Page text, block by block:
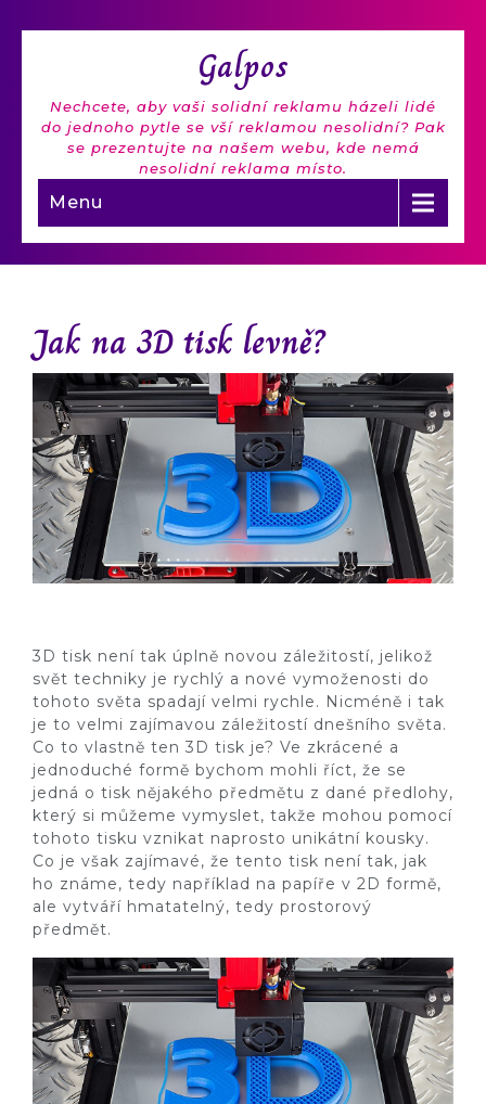
Galpos
Nechcete, aby vaši solidní reklamu házeli lidé
do jednoho pytle se vší reklamou nesolidní? Pak
se prezentujte na našem webu, kde nemá
nesolidní reklama místo.
Menu
Jak na 3D tisk levně?
3D tisk není tak úplně novou záležitostí, jelikož
svět techniky je rychlý a nové vymoženosti do
tohoto světa spadají velmi rychle. Nicméně i tak
je to velmi zajímavou záležitostí dnešního světa.
Co to vlastně ten 3D tisk je? Ve zkrácené a
jednoduché formě bychom mohli říct, že se
jedná o tisk nějakého předmětu z dané předlohy,
který si můžeme vymyslet, takže mohou pomocí
tohoto tisku vznikat naprosto unikátní kousky.
Co je však zajímavé, že tento tisk není tak, jak
ho známe, tedy například na papíře v 2D formě,
ale vytváří hmatatelný, tedy prostorový
předmět.